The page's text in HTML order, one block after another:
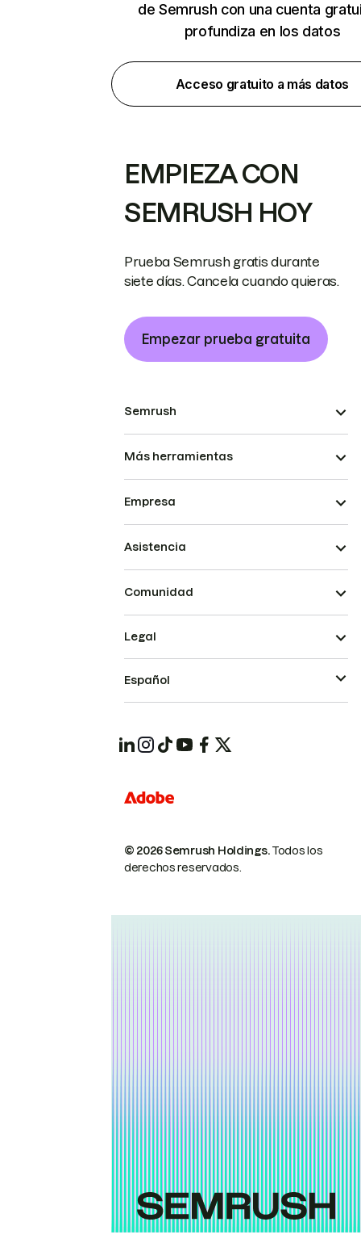
de Semrush con una cuenta
profundiza en los datos
Acceso gratuito a más datos
EMPIEZA CON
SEMRUSH HOY
Prueba Semrush gratis durante
siete días. Cancela cuando quieras.
Empezar prueba gratuita
Semrush
Más herramientas
Empresa
Asistencia
Comunidad
© 2026 Semrush Holdings.Todos los
derechos reservados.
Legal
Español